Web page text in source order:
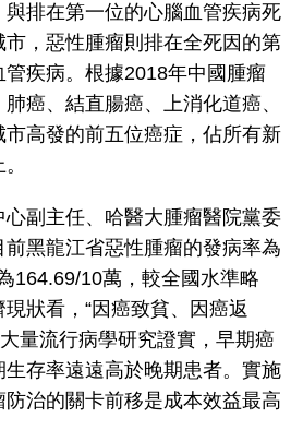
排在第一位的心腦血管疾病死
，惡性腫瘤則排在全死因的第
疾病。根據2018年中國腫瘤
癌、結直腸癌、上消化道癌、
高發的前五位癌症，佔所有新
副主任、哈醫大腫瘤醫院黨委
黑龍江省惡性腫瘤的發病率為
164.69/10萬，較全國水準略
狀看，“因癌致貧、因癌返
量流行病學研究證實，早期癌
存率遠遠高於晚期患者。實施
治的關卡前移是成本效益最高